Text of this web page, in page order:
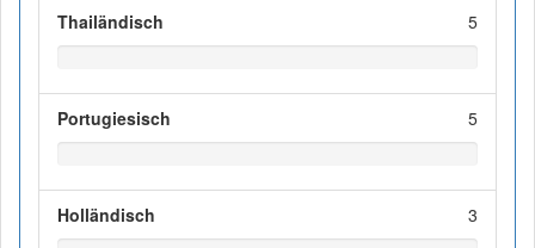
Thailändisch 5
Portugiesisch 5
Holländisch 3